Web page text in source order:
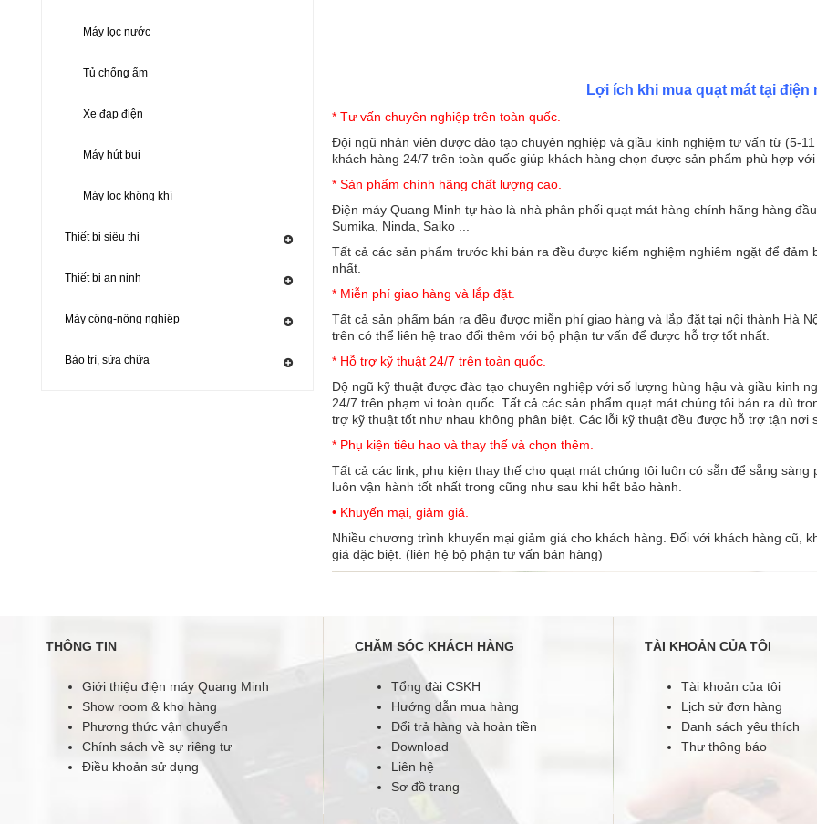
Máy lọc nước
Tủ chống ẩm
Xe đạp điện
Máy hút bụi
Máy lọc không khí
Thiết bị siêu thị
Thiết bị an ninh
Máy công-nông nghiệp
Bảo trì, sửa chữa
Kangaroo KG50
2.200.000 đ
Kangaroo KG57S
2.800.000 đ
2.400.000 đ
Lợi ích khi mua quạt mát tại điện
* Tư vấn chuyên nghiệp trên toàn quốc.
Đội ngũ nhân viên được đào tạo chuyên nghiệp và giầu kinh nghiệm tư vấn từ (5-
khách hàng 24/7 trên toàn quốc giúp khách hàng chọn được sản phẩm phù hợp
* Sản phẩm chính hãng chất lượng cao.
Điện máy Quang Minh tự hào là nhà phân phối quạt mát hàng chính hãng hàng
Sumika, Ninda, Saiko ...
Tất cả các sản phẩm trước khi bán ra đều được kiểm nghiệm nghiêm ngặt để
nhất.
* Miễn phí giao hàng và lắp đặt.
Tất cả sản phẩm bán ra đều được miễn phí giao hàng và lắp đặt tại nội thành Hà
trên có thể liên hệ trao đổi thêm với bộ phận tư vấn để được hỗ trợ tốt nhất.
* Hỗ trợ kỹ thuật 24/7 trên toàn quốc.
Độ ngũ kỹ thuật được đào tạo chuyên nghiệp với số lượng hùng hậu và giầu kinh
24/7 trên phạm vi toàn quốc. Tất cả các sản phẩm quạt mát chúng tôi bán ra dù
trợ kỹ thuật tốt như nhau không phân biệt. Các lỗi kỹ thuật đều được hỗ trợ tận nơi
* Phụ kiện tiêu hao và thay thế và chọn thêm.
Tất cả các link, phụ kiện thay thế cho quạt mát chúng tôi luôn có sẵn để sẵng
luôn vận hành tốt nhất trong cũng như sau khi hết bảo hành.
• Khuyến mại, giảm giá.
Nhiều chương trình khuyến mại giảm giá cho khách hàng. Đối với khách hàng cũ,
giá đặc biệt. (liên hệ bộ phận tư vấn bán hàng)
THÔNG TIN
Giới thiệu điện máy Quang Minh
Show room & kho hàng
Phương thức vận chuyển
Chính sách về sự riêng tư
Điều khoản sử dụng
CHĂM SÓC KHÁCH HÀNG
Tổng đài CSKH
Hướng dẫn mua hàng
Đổi trả hàng và hoàn tiền
Download
Liên hệ
Sơ đồ trang
TÀI KHOẢN CỦA TÔI
Tài khoản của tôi
Lịch sử đơn hàng
Danh sách yêu thích
Thư thông báo